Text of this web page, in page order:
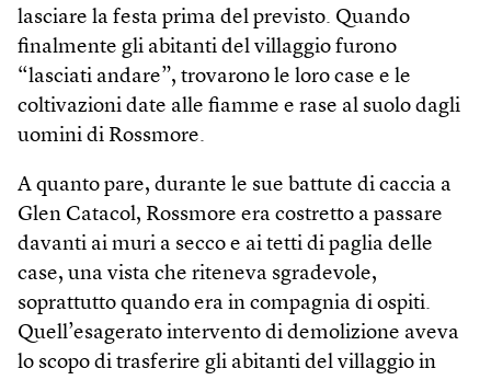
lasciare la festa prima del previsto. Quando
finalmente gli abitanti del villaggio furono
“lasciati andare”, trovarono le loro case e le
coltivazioni date alle fiamme e rase al suolo dagli
uomini di Rossmore.
A quanto pare, durante le sue battute di caccia a
Glen Catacol, Rossmore era costretto a passare
davanti ai muri a secco e ai tetti di paglia delle
case, una vista che riteneva sgradevole,
soprattutto quando era in compagnia di ospiti.
Quell’esagerato intervento di demolizione aveva
lo scopo di trasferire gli abitanti del villaggio in